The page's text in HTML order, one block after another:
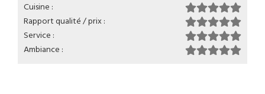
Cuisine :
Rapport qualité / prix :
Service :
Ambiance :